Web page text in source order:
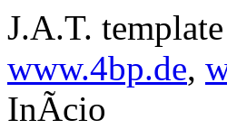
J.A.T.
www.4bp.de,
InÃ­cio